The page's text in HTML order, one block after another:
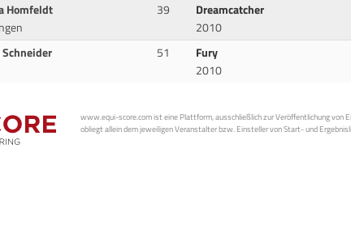
Homfeldt
39
Dreamcatcher
2010
51
Fury
2010
www.equi-score.com ist eine Plattform, ausschließlich zur Veröffentlichung von
obliegt allein dem jeweiligen Veranstalter bzw. Einsteller von Start- und